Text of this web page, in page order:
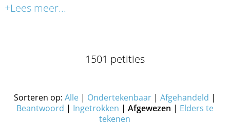
+Lees meer...
1501 petities
Sorteren op:Alle | Ondertekenbaar |Afgehandeld |
Beantwoord | Ingetrokken | Afgewezen | Elders te
tekenen